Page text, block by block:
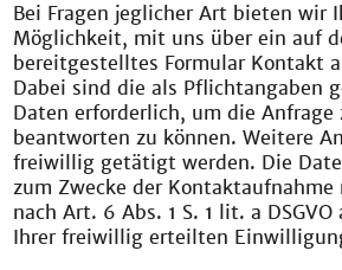
Bei Fragen jeglicher Art bieten wir
Möglichkeit, mit uns über ein auf
bereitgestelltes Formular Kontakt
Dabei sind die als Pflichtangaben
Daten erforderlich, um die Anfrage
beantworten zu können. Weitere
freiwillig getätigt werden. Die
zum Zwecke der
nach Art. 6 Abs. 1 S. 1 lit. a
Ihrer freiwillig erteilten